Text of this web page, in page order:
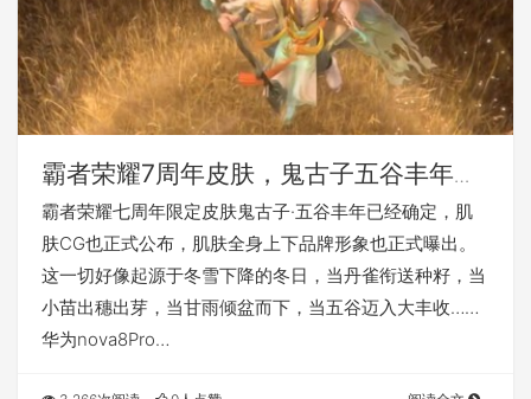
霸者荣耀7周年皮肤，鬼古子五谷丰年外
型现身
霸者荣耀七周年限定皮肤鬼古子·五谷丰年已经确定，肌
肤CG也正式公布，肌肤全身上下品牌形象也正式曝出。
这一切好像起源于冬雪下降的冬日，当丹雀衔送种籽，当
小苗出穗出芽，当甘雨倾盆而下，当五谷迈入大丰收……
华为nova8Pro…